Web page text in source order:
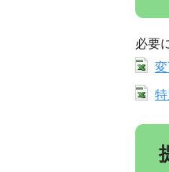
必要